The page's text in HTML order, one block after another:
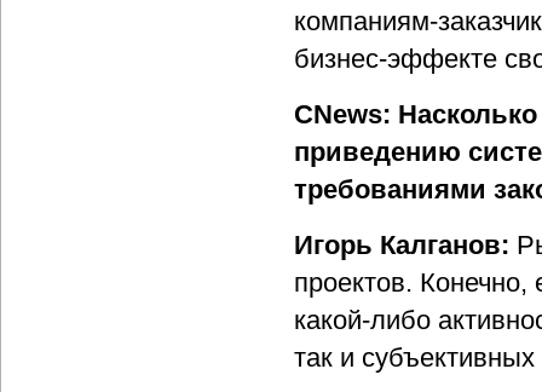
компаниям-
бизнес-эффекте
CNews:
приведению
требованиями
Игорь Калганов:
проектов.
какой-либо
так и